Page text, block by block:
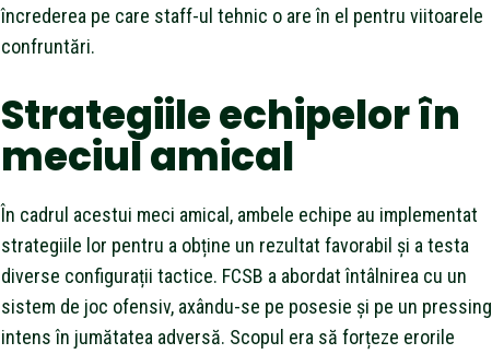
încrederea pe care staff-ul tehnic o are în el pentru viitoarele
confruntări.
Strategiile echipelor în
meciul amical
În cadrul acestui meci amical, ambele echipe au implementat
strategiile lor pentru a obține un rezultat favorabil și a testa
diverse configurații tactice. FCSB a abordat întâlnirea cu un
sistem de joc ofensiv, axându-se pe posesie și pe un pressing
intens în jumătatea adversă. Scopul era să forțeze erorile